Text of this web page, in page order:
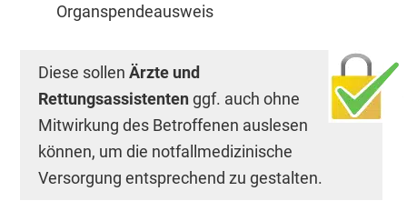
Organspendeausweis
Diese sollenÄrzte und
Rettungsassistentenggf. auch ohne
Mitwirkung des Betroffenen auslesen
können, um die notfallmedizinische
Versorgung entsprechend zu gestalten.